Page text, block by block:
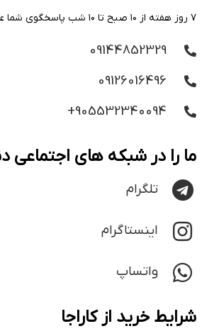
۷ روز هفته از ۱۰ صبح تا ۱۰ شب پاسخگوی شما عزیزان هستیم
09144852329
09126016496
905532340094+
ما را در شبکه های اجتماعی
تلگرام
اینستاگرام
واتساپ
شرایط خرید از کاراجا